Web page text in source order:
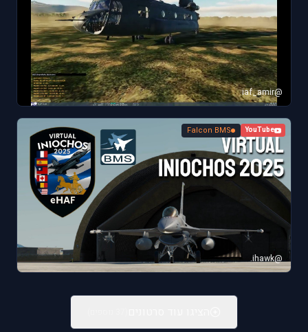
@iaf_amir
YouTube
Falcon BMS
@ihawk.